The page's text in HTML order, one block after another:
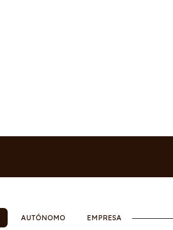
AUTÓNOMO EMPRESA